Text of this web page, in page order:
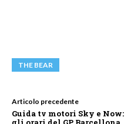
THE BEAR
Articolo precedente
Guida tv motori Sky e Now: